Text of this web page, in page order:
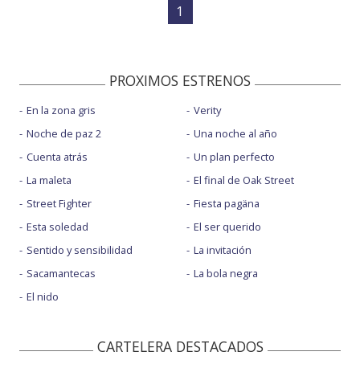
1
PROXIMOS ESTRENOS
En la zona gris
Noche de paz 2
Cuenta atrás
La maleta
Street Fighter
Esta soledad
Sentido y sensibilidad
Sacamantecas
El nido
Verity
Una noche al año
Un plan perfecto
El final de Oak Street
Fiesta pagäna
El ser querido
La invitación
La bola negra
CARTELERA DESTACADOS